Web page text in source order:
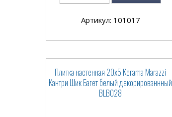
Артикул: 101017
Плитка настенная 20x5 Kerama Marazzi
Кантри Шик Багет белый декорированнный
BLB028